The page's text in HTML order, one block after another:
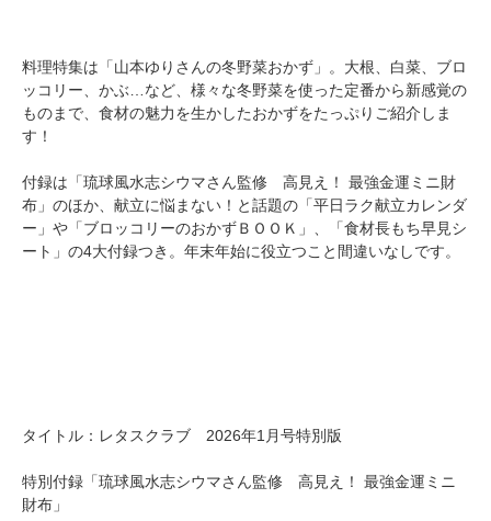
料理特集は「山本ゆりさんの冬野菜おかず」。大根、白菜、ブロ
ッコリー、かぶ…など、様々な冬野菜を使った定番から新感覚の
ものまで、食材の魅力を生かしたおかずをたっぷりご紹介しま
す！
付録は「琉球風水志シウマさん監修 高見え！ 最強金運ミニ財
布」のほか、献立に悩まない！と話題の「平日ラク献立カレンダ
ー」や「ブロッコリーのおかずＢＯＯＫ」、「食材長もち早見シ
ート」の4大付録つき。年末年始に役立つこと間違いなしです。
タイトル：レタスクラブ 2026年1月号特別版
特別付録「琉球風水志シウマさん監修 高見え！ 最強金運ミニ
財布」